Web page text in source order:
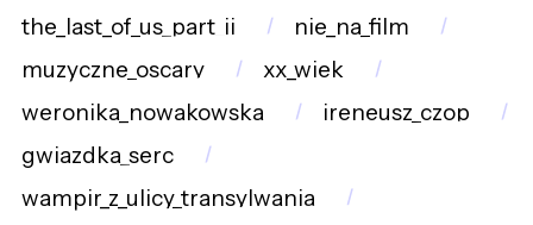
the_last_of_us_part_ii
nie_na_film
muzyczne_oscary
xx_wiek
weronika_nowakowska
ireneusz_czop
gwiazdka_serc
wampir_z_ulicy_transylwania